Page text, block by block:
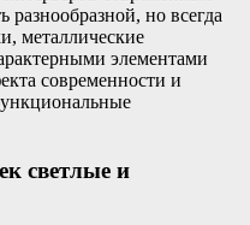
разнообразной, но всегда
металлические
элементами
современности и
светлые и